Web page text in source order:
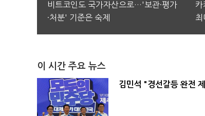
비트코인도 국가자산으로…'보관·평가
·처분' 기준은 숙제
카
이 시간 주요 뉴스
김민석 "경선갈등 완전